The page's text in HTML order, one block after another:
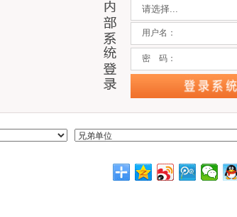
用户名：
密 码：